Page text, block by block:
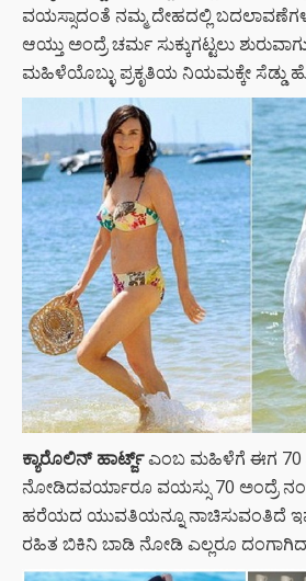
ವಯಸ್ಸಾದಂತೆ ನಮ್ಮ ದೇಹದಲ್ಲಿ
ಆಯ್ತು ಅಂದ್ರೆ ಚರ್ಮ ಸುಕ್ಕುಗಟ್ಟಲು
ಮಹಿಳೆಯೊಬ್ಳು ಪ್ರಕೃತಿಯ ನಿಯಮಕ್ಕೇ ಸೆಡ್ಡು
ಕ್ಯಾರೊಲಿನ್ ಹಾರ್ಟ್ಜ್ಎಂಬ ಮಹಿಳೆಗೆ ಈಗ 70
ನೋಡಿದವರ್ಯಾರೂ ವಯಸ್ಸು 70 ಅಂದ್ರೆ
ಹರೆಯದ ಯುವತಿಯನ್ನೂ ನಾಚಿಸುವಂತಿದೆ
ರಹಿತ ಬಿಕಿನಿ ಬಾಡಿ ನೋಡಿ ಎಲ್ಲರೂ